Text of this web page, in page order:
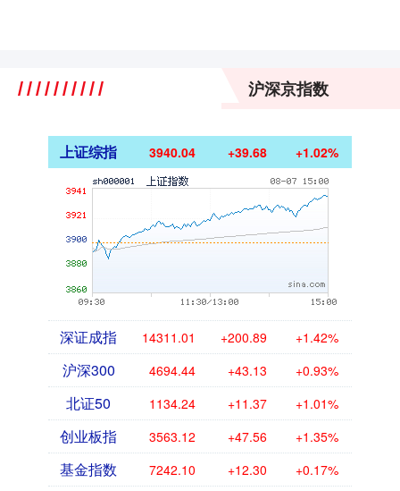
沪深京指数
上证综指 3940.04 +39.68 +1.02%
深证成指 14311.01 +200.89 +1.42%
沪深300 4694.44 +43.13 +0.93%
北证50 1134.24 +11.37 +1.01%
创业板指 3563.12 +47.56 +1.35%
基金指数 7242.10 +12.30 +0.17%